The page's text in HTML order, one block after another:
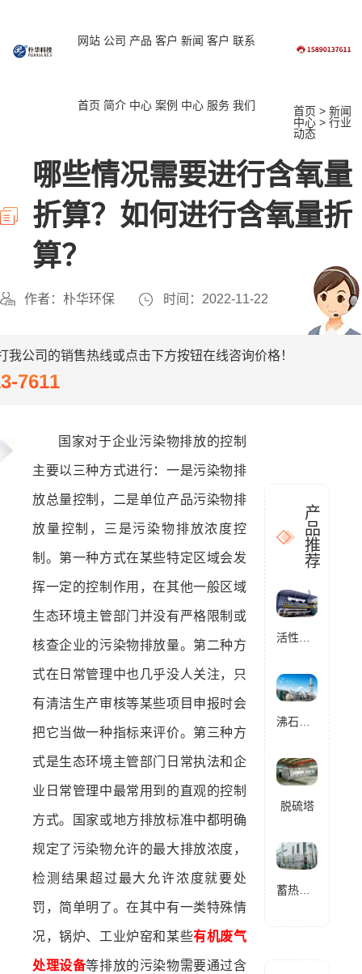
网站
首页
公司
简介
产品
中心
客户
案例
新闻
中心
客户
服务
联系
我们 首页 >新闻
中心 >行业
动态
哪些情况需要进行含氧量
折算？如何进行含氧量折
算？
作者：朴华环保 时间：2022-11-22
公司的销售热线或点击下方按钮在线咨询价格！
7611
国家对于企业污染物排放的控制
主要以三种方式进行：一是污染物排
放总量控制，二是单位产品污染物排
放量控制，三是污染物排放浓度控
制。第一种方式在某些特定区域会发
挥一定的控制作用，在其他一般区域
生态环境主管部门并没有严格限制或
核查企业的污染物排放量。第二种方
式在日常管理中也几乎没人关注，只
有清洁生产审核等某些项目申报时会
把它当做一种指标来评价。第三种方
式是生态环境主管部门日常执法和企
业日常管理中最常用到的直观的控制
方式。国家或地方排放标准中都明确
规定了污染物允许的最大排放浓度，
检测结果超过最大允许浓度就要处
罚，简单明了。在其中有一类特殊情
况，锅炉、工业炉窑和某些有机废气
处理设备等排放的污染物需要通过含
产
品
推
荐
脱硫塔